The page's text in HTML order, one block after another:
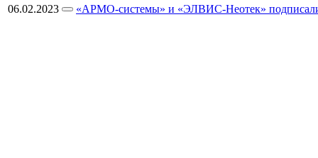
06.02.2023
«АРМО-системы» и «ЭЛВИС-Неотек» подписали